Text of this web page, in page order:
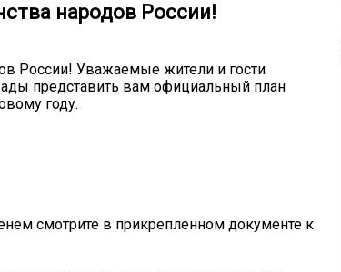
народов России!
России! Уважаемые жители и гости
представить вам официальный план
году.
смотрите в прикрепленном документе к